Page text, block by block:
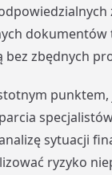
dokumentów
zbędnych
sytuacji
ryzyko